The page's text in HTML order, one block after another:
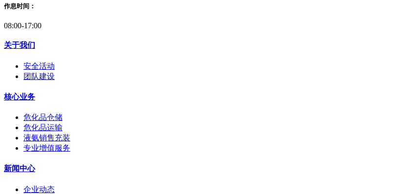
作息时间：
08:00-17:00
关于我们
安全活动
团队建设
核心业务
危化品仓储
危化品运输
液氨销售充装
专业增值服务
新闻中心
企业动态